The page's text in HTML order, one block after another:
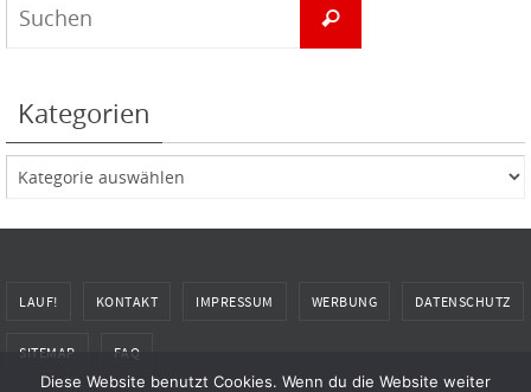
Suchen
Kategorien
Kategorien
LAUF! KONTAKT IMPRESSUM WERBUNG DATENSCHUTZ
SITEMAP FAQ
Diese Website benutzt Cookies. Wenn du die Website weiter